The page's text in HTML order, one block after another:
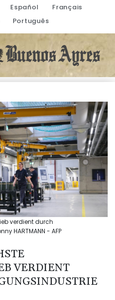
Español
Français
Português
verdient durch
HARTMANN - AFP
VERDIENT